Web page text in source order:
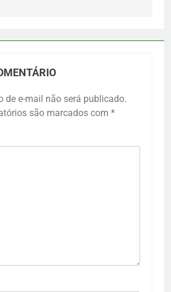
de e-mail não será publicado.
são marcados com *